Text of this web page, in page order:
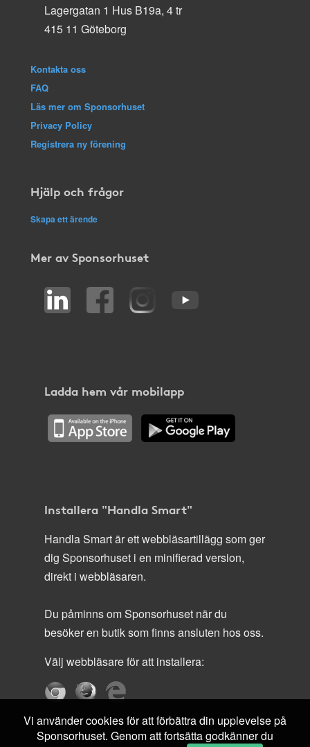
Lagergatan 1 Hus B19a, 4 tr
415 11 Göteborg
Kontakta oss
FAQ
Läs mer om Sponsorhuset
Privacy Policy
Registrera ny förening
Hjälp och frågor
Skapa ett ärende
Mer av Sponsorhuset
Ladda hem vår mobilapp
Installera "Handla Smart"
Handla Smart är ett webbläsartillägg som ger
dig Sponsorhuset i en minifierad version,
direkt i webbläsaren.
Du påminns om Sponsorhuset när du
besöker en butik som finns ansluten hos oss.
Välj webbläsare för att installera:
Vi använder cookies för att förbättra din upplevelse på
Sponsorhuset. Genom att fortsätta godkänner du